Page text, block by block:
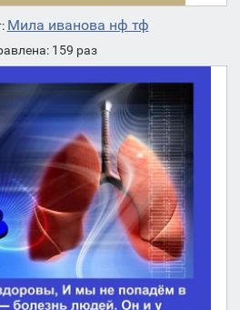
Мила иванова нф тф
159 раз